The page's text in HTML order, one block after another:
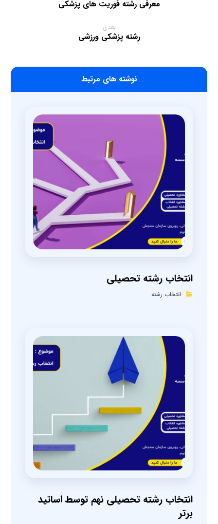
معرفی رشته فوریت های پزشکی
بعدی
رشته پزشکی ورزشی
‫نوشته های مرتبط
انتخاب رشته تحصیلی
انتخاب رشته
انتخاب رشته تحصیلی نهم توسط اساتید
برتر